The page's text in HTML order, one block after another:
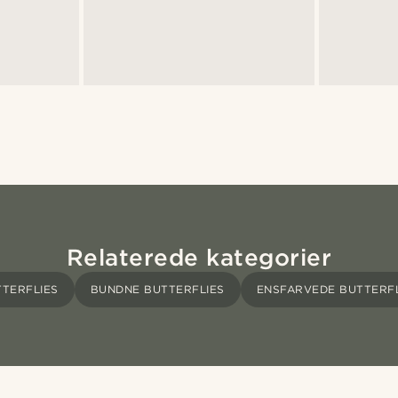
Relaterede kategorier
BUNDNE BUTTERFLIES ENSFARVEDE